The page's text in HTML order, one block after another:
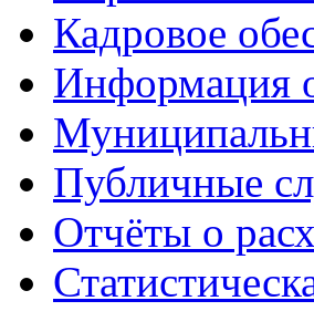
Кадровое
Информация
Публичные
Отчёты о